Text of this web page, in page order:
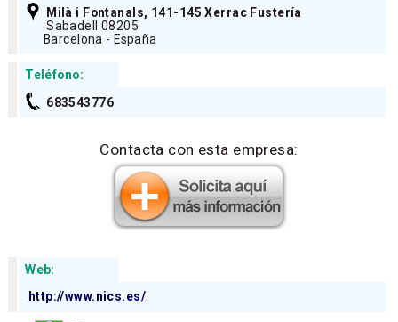
Milà i Fontanals, 141-145 Xerrac Fustería
Sabadell 08205
Barcelona - España
Teléfono:
683543776
Contacta con esta empresa:
Web:
http://www.nics.es/